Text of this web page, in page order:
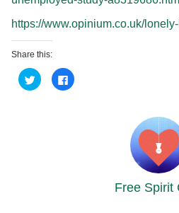
https://www.opinium.co.uk/
Share this:
Click
to
share
Click
to
Free Spirit